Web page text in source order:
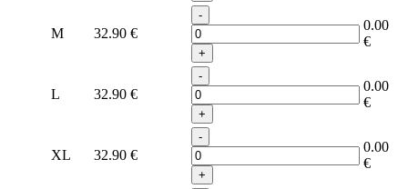
M 32.90 €
-
+
0.00
€
L 32.90 €
-
+
0.00
€
XL 32.90 €
-
+
0.00
€